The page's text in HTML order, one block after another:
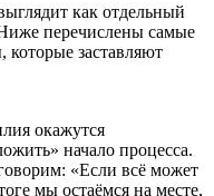
как отдельный
перечислены самые
которые заставляют
окажутся
начало процесса.
«Если всё может
мы остаёмся на месте,